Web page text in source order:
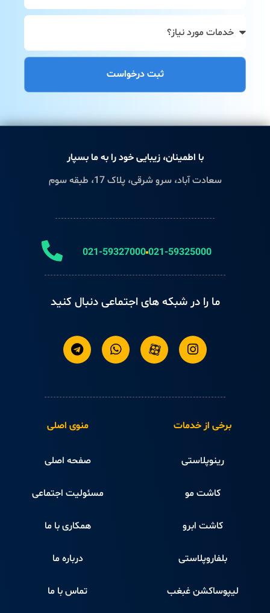
ثبت درخواست
منوی اصلی
صفحه اصلی
مسئولیت اجتماعی
همکاری با ما
درباره ما
تماس با ما
برخی از خدمات
رینوپلاستی
کاشت مو
کاشت ابرو
بلفاروپلاستی
لیپوساکشن غبغب
با اطمینان، زیبایی خود را به ما بسپار
سعادت آباد، سرو شرقی، پلاک 17، طبقه سوم
021-59325000
021-59327000
ما را در شبکه های اجتماعی دنبال کنید